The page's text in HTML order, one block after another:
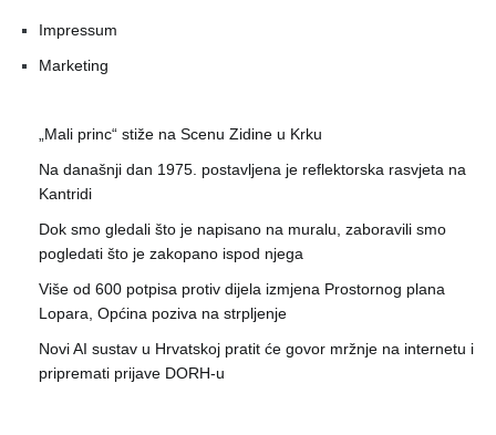
Impressum
Marketing
„Mali princ“ stiže na Scenu Zidine u Krku
Na današnji dan 1975. postavljena je reflektorska rasvjeta na
Kantridi
Dok smo gledali što je napisano na muralu, zaboravili smo
pogledati što je zakopano ispod njega
Više od 600 potpisa protiv dijela izmjena Prostornog plana
Lopara, Općina poziva na strpljenje
Novi AI sustav u Hrvatskoj pratit će govor mržnje na internetu i
pripremati prijave DORH-u